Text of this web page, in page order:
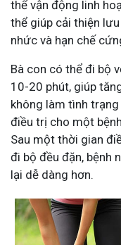
thể vận động linh
thể giúp cải thiện
nhức và hạn chế
Bà con có thể đi bộ
10-20 phút, giúp
không làm tình
điều trị cho một
Sau một thời gian
đi bộ đều đặn, bệnh
lại dễ dàng hơn.